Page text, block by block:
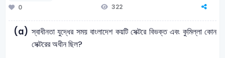
0
322
(a) স্বাধীনতা যুদ্ধের সময় বাংলাদেশ কয়টি সেক্টরে বিভক্ত এবং কুমিল্লা কোন
সেক্টরের অধীন ছিল?